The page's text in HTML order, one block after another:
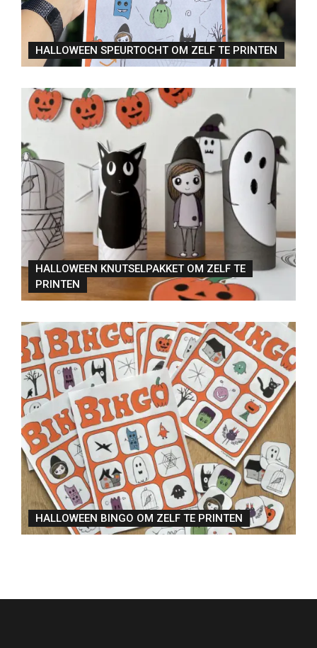
HALLOWEEN SPEURTOCHT OM ZELF TE PRINTEN
HALLOWEEN KNUTSELPAKKET OM ZELF TE
PRINTEN
HALLOWEEN BINGO OM ZELF TE PRINTEN